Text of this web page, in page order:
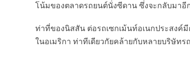
โน้มของตลาดรถยนต์นั่งซีดาน ซึ่งจะกลับมาอี
ท่าที่ของนิสสัน ต่อรถเซกเม้นท์อเนกประสงค์
ในอเมริกา ท่าทีเดียวกัยคล้ายกับหลายบริษั